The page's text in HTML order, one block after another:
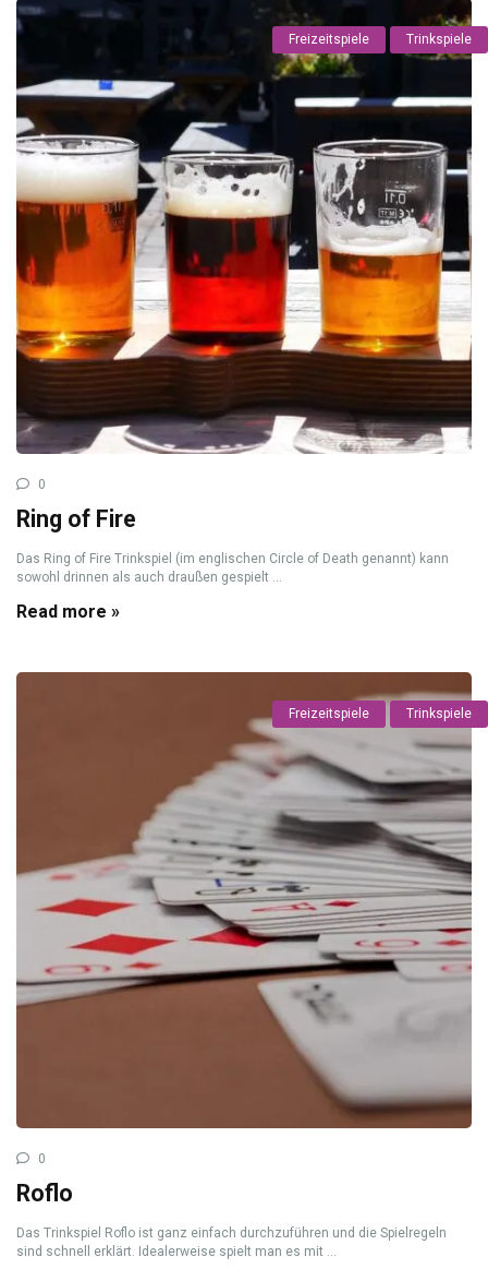
Freizeitspiele Trinkspiele
0
Ring of Fire
Das Ring of Fire Trinkspiel (im englischen Circle of Death genannt) kann
sowohl drinnen als auch draußen gespielt ...
Read more »
Freizeitspiele Trinkspiele
0
Roflo
Das Trinkspiel Roflo ist ganz einfach durchzuführen und die Spielregeln
sind schnell erklärt. Idealerweise spielt man es mit ...